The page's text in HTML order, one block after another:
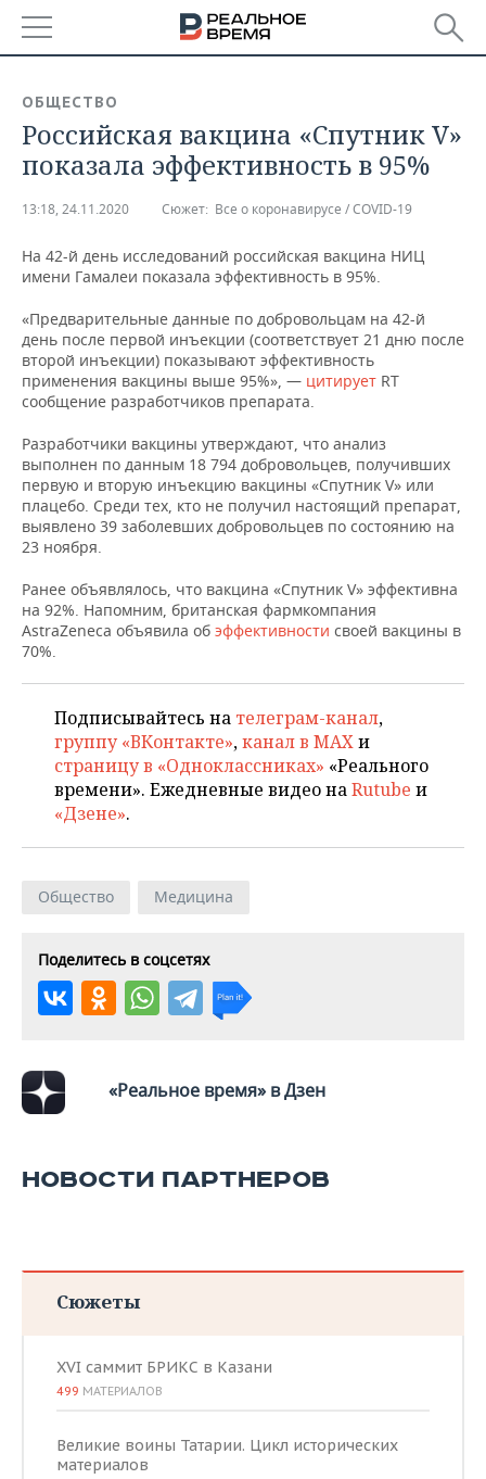
БАШКОРТОСТАН
ТАТАРСТАН
НОВОСТИ
АНАЛИТИКА
ДЕКЛАРАЦИИ О ДОХОДАХ
КОРОЛИ ГОСЗАКАЗА ПФО
ВУЗЫ ТАТАРСТАНА
ТОРГОВЫЕ ЦЕНТРЫ
ТАТАРСТАНА
НОВОСТИ ЭКОНОМИКИ
ФИНАНСЫ
БАНКИ
ИНВЕСТИЦИИ
ПРОМЫШЛЕННОСТЬ
НОВОСТИ
ПРОМЫШЛЕННОСТИ
АГРОПРОМ
МАШИНОСТРОЕНИЕ
НЕФТЕХИМИЯ
НЕФТЬ
ОПК
ЭНЕРГЕТИКА
НЕДВИЖИМОСТЬ
НОВОСТИ НЕДВИЖИМОСТИ
АВТО
НОВОСТИ БИЗНЕСА
РОЗНИЧНАЯ ТОРГОВЛЯ
УСЛУГИ
ТЕХНОЛОГИИ
НОВОСТИ ТЕХНОЛОГИЙ
МЕДИА
МЕРОПРИЯТИЯ
ВЫЕЗДНАЯ РЕДАКЦИЯ
ONLINE-КОНФЕРЕНЦИИ
ОТКРЫТАЯ ЛЕКЦИЯ
НОВОСТИ СПОРТА
ХОККЕЙ
БАСКЕТБОЛ
ВОЛЕЙБОЛ
ВОДНЫЕ ВИДЫ СПОРТА
ОБЩЕСТВО
ВЛАСТЬ
ИНФРАСТРУКТУРА
ИСТОРИЯ
ОБРАЗОВАНИЕ
ФОТОГАЛЕРЕЯ
СЮЖЕТЫ
СПРАВОЧНИК
СПИСОК ПЕРСОН
ПОЛНАЯ ВЕРСИЯ
ОБЩЕСТВО
Российская вакцина «Спутник V»
показала эффективность в 95%
13:18, 24.11.2020 Сюжет: Все о коронавирусе / COVID-19
На 42-й день исследований российская вакцина НИЦ
имени Гамалеи показала эффективность в 95%.
«Предварительные данные по добровольцам на 42-й
день после первой инъекции (соответствует 21 дню после
второй инъекции) показывают эффективность
применения вакцины выше 95%», — цитирует RT
сообщение разработчиков препарата.
Разработчики вакцины утверждают, что анализ
выполнен по данным 18 794 добровольцев, получивших
первую и вторую инъекцию вакцины «Спутник V» или
плацебо. Среди тех, кто не получил настоящий препарат,
выявлено 39 заболевших добровольцев по состоянию на
23 ноября.
Ранее объявлялось, что вакцина «Спутник V» эффективна
на 92%. Напомним, британская фармкомпания
AstraZeneca объявила об эффективности своей вакцины в
70%.
Подписывайтесь на телеграм-канал,
группу «ВКонтакте»,канал в MAXи
страницу в «Одноклассниках» «Реального
времени». Ежедневные видео наRutube и
«Дзене».
Общество Медицина
Поделитесь в соцсетях
«Реальное время» в Дзен
НОВОСТИ ПАРТНЕРОВ
Сюжеты
XVI саммит БРИКС в Казани
499 МАТЕРИАЛОВ
Великие воины Татарии. Цикл исторических
материалов